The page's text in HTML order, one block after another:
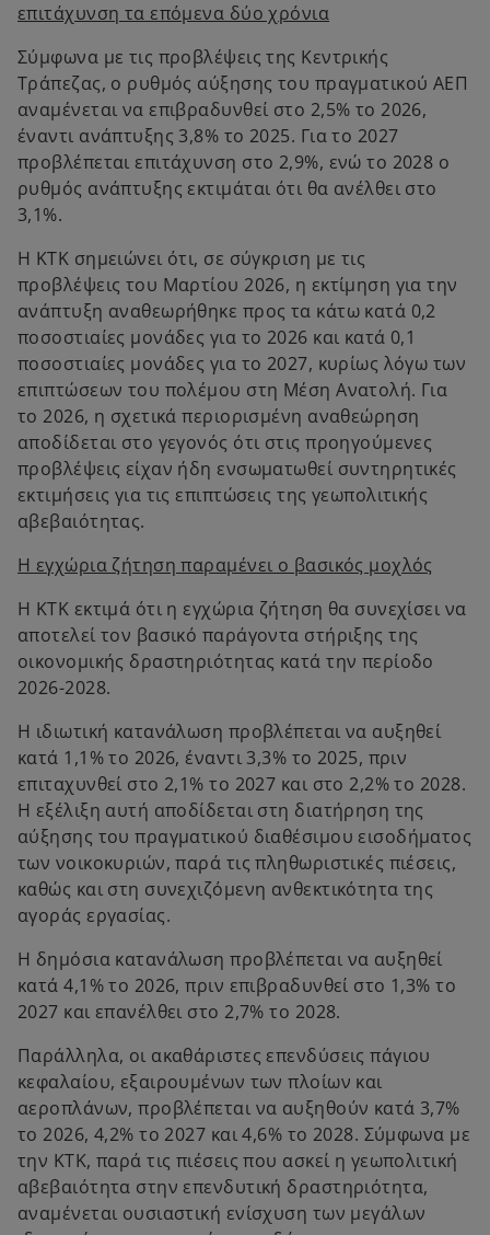
επιτάχυνση τα επόμενα δύο χρόνια
Σύμφωνα με τις προβλέψεις της Κεντρικής
Τράπεζας, ο ρυθμός αύξησης του πραγματικού ΑΕΠ
αναμένεται να επιβραδυνθεί στο 2,5% το 2026,
έναντι ανάπτυξης 3,8% το 2025. Για το 2027
προβλέπεται επιτάχυνση στο 2,9%, ενώ το 2028 ο
ρυθμός ανάπτυξης εκτιμάται ότι θα ανέλθει στο
3,1%.
Η ΚΤΚ σημειώνει ότι, σε σύγκριση με τις
προβλέψεις του Μαρτίου 2026, η εκτίμηση για την
ανάπτυξη αναθεωρήθηκε προς τα κάτω κατά 0,2
ποσοστιαίες μονάδες για το 2026 και κατά 0,1
ποσοστιαίες μονάδες για το 2027, κυρίως λόγω των
επιπτώσεων του πολέμου στη Μέση Ανατολή. Για
το 2026, η σχετικά περιορισμένη αναθεώρηση
αποδίδεται στο γεγονός ότι στις προηγούμενες
προβλέψεις είχαν ήδη ενσωματωθεί συντηρητικές
εκτιμήσεις για τις επιπτώσεις της γεωπολιτικής
αβεβαιότητας.
Η εγχώρια ζήτηση παραμένει ο βασικός μοχλός
Η ΚΤΚ εκτιμά ότι η εγχώρια ζήτηση θα συνεχίσει να
αποτελεί τον βασικό παράγοντα στήριξης της
οικονομικής δραστηριότητας κατά την περίοδο
2026-2028.
Η ιδιωτική κατανάλωση προβλέπεται να αυξηθεί
κατά 1,1% το 2026, έναντι 3,3% το 2025, πριν
επιταχυνθεί στο 2,1% το 2027 και στο 2,2% το 2028.
Η εξέλιξη αυτή αποδίδεται στη διατήρηση της
αύξησης του πραγματικού διαθέσιμου εισοδήματος
των νοικοκυριών, παρά τις πληθωριστικές πιέσεις,
καθώς και στη συνεχιζόμενη ανθεκτικότητα της
αγοράς εργασίας.
Η δημόσια κατανάλωση προβλέπεται να αυξηθεί
κατά 4,1% το 2026, πριν επιβραδυνθεί στο 1,3% το
2027 και επανέλθει στο 2,7% το 2028.
Παράλληλα, οι ακαθάριστες επενδύσεις πάγιου
κεφαλαίου, εξαιρουμένων των πλοίων και
αεροπλάνων, προβλέπεται να αυξηθούν κατά 3,7%
το 2026, 4,2% το 2027 και 4,6% το 2028. Σύμφωνα με
την ΚΤΚ, παρά τις πιέσεις που ασκεί η γεωπολιτική
αβεβαιότητα στην επενδυτική δραστηριότητα,
αναμένεται ουσιαστική ενίσχυση των μεγάλων